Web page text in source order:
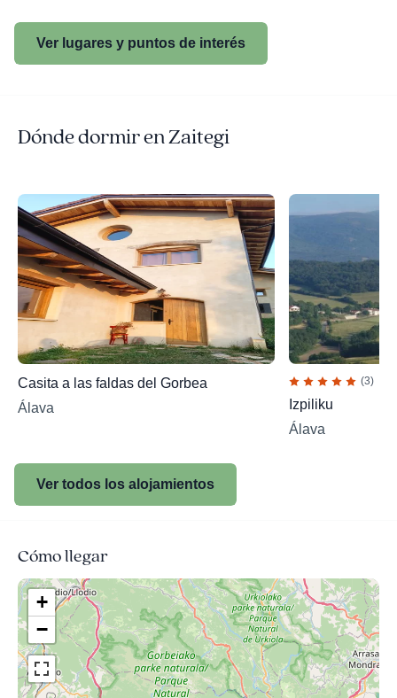
Ver lugares y puntos de interés
Dónde dormir en Zaitegi
Casita a las faldas del Gorbea
Álava
(3)
Izpiliku
Álava
Ver todos los alojamientos
Cómo llegar
+
−